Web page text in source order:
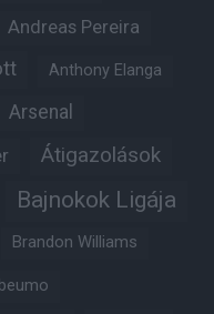
Andreas Pereira
Anthony Elanga
Arsenal
Átigazolások
Bajnokok Ligája
Brandon Williams